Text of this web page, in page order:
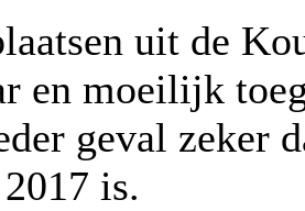
uit de
en moeilijk
geval zeker
is.